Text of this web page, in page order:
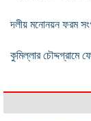
দলীয় মনোনয়ন ফরম
কুমিল্লার চৌদ্দগ্রামে